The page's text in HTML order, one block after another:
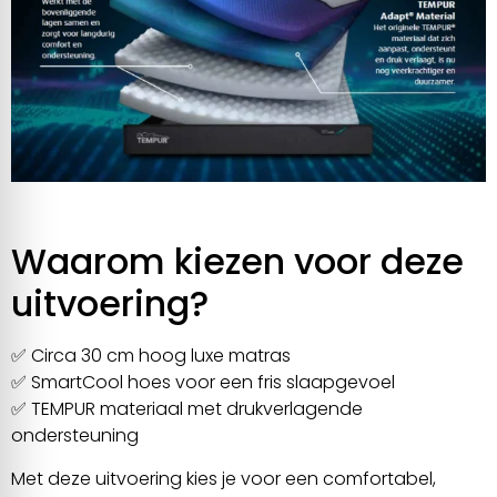
Waarom kiezen voor deze
uitvoering?
✅ Circa 30 cm hoog luxe matras
✅ SmartCool hoes voor een fris slaapgevoel
✅ TEMPUR materiaal met drukverlagende
ondersteuning
Met deze uitvoering kies je voor een comfortabel,